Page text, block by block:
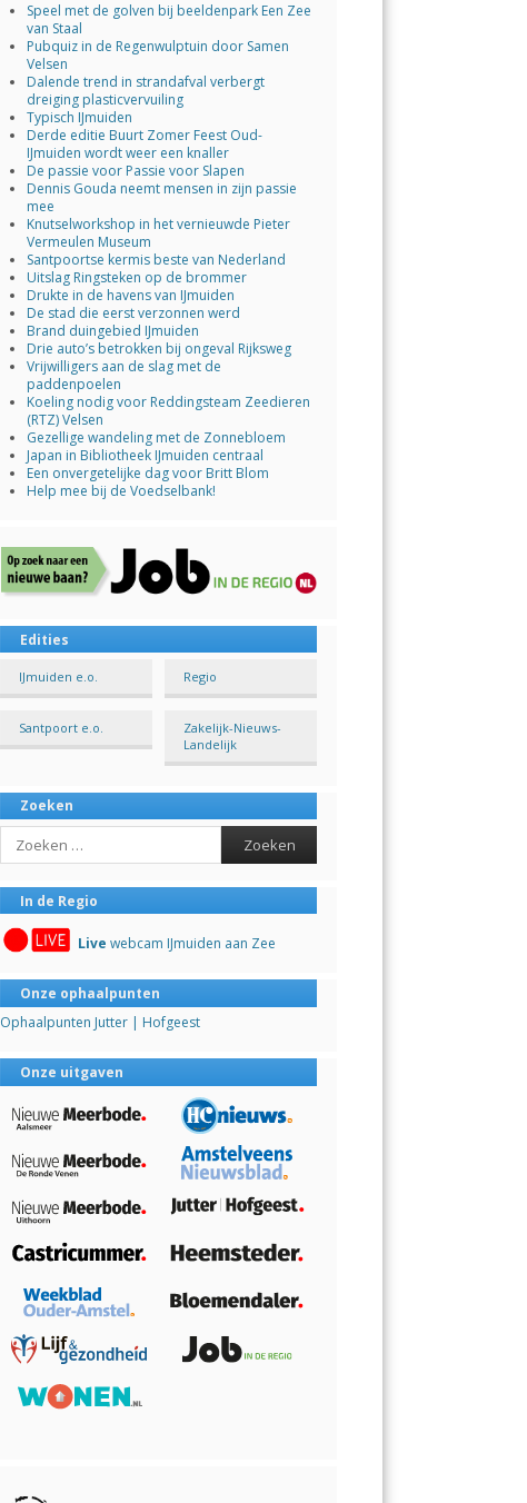
Speel met de golven bij beeldenpark Een Zee
van Staal
Pubquiz in de Regenwulptuin door Samen
Velsen
Dalende trend in strandafval verbergt
dreiging plasticvervuiling
Typisch IJmuiden
Derde editie Buurt Zomer Feest Oud-
IJmuiden wordt weer een knaller
De passie voor Passie voor Slapen
Dennis Gouda neemt mensen in zijn passie
mee
Knutselworkshop in het vernieuwde Pieter
Vermeulen Museum
Santpoortse kermis beste van Nederland
Uitslag Ringsteken op de brommer
Drukte in de havens van IJmuiden
De stad die eerst verzonnen werd
Brand duingebied IJmuiden
Drie auto’s betrokken bij ongeval Rijksweg
Vrijwilligers aan de slag met de
paddenpoelen
Koeling nodig voor Reddingsteam Zeedieren
(RTZ) Velsen
Gezellige wandeling met de Zonnebloem
Japan in Bibliotheek IJmuiden centraal
Een onvergetelijke dag voor Britt Blom
Help mee bij de Voedselbank!
Edities
IJmuiden e.o. Regio
Santpoort e.o.
Zakelijk-Nieuws-
Landelijk
Zoeken
Search
In de Regio
Live webcam IJmuiden aan Zee
Onze ophaalpunten
Ophaalpunten Jutter | Hofgeest
Onze uitgaven